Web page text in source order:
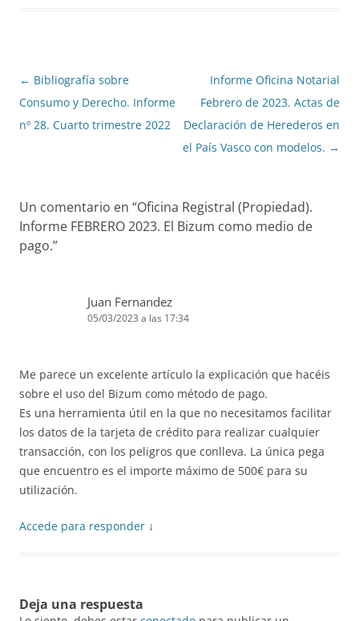
Navegación
de
entradas
← Bibliografía sobre
Consumo y Derecho. Informe
nº 28. Cuarto trimestre 2022
Informe Oficina Notarial
Febrero de 2023. Actas de
Declaración de Herederos en
el País Vasco con modelos. →
Un comentario en “Oficina Registral (Propiedad).
Informe FEBRERO 2023. El Bizum como medio de
pago.”
Juan Fernandez
05/03/2023 a las 17:34
Me parece un excelente artículo la explicación que hacéis
sobre el uso del Bizum como método de pago.
Es una herramienta útil en la que no necesitamos facilitar
los datos de la tarjeta de crédito para realizar cualquier
transacción, con los peligros que conlleva. La única pega
que encuentro es el importe máximo de 500€ para su
utilización.
Accede para responder ↓
Deja una respuesta